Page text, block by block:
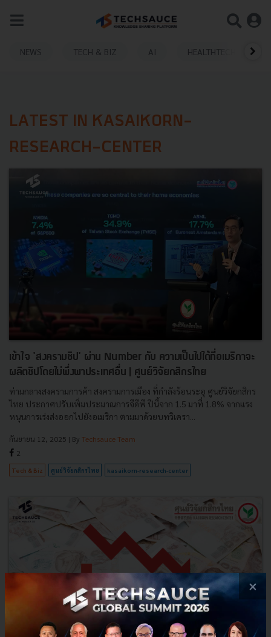
NEWS TECH & BIZ AI HEALTHTECH
LATEST IN KASAIKORN-
RESEARCH-CENTER
เข้าใจ 'สงครามชิป' ผ่าน Number กับ ความเป็นไปได้ที่อเมริกาจะ
ผลิตชิปโดยไม่พึ่งพาประเทศอื่น | ศูนย์วิจัยกสิกรไทย
ท่ามกลางสงครามการค้า สงครามการเมือง ที่กำลังร้อนระอุ ศูนย์วิจัยกสิกร
ไทย ประกาศปรับเพิ่มประมาณการจีดีพี ปีนี้จาก 1.5 มาที่ 1.8% จากแรง
หนุนการเร่งส่งออกไปยังอเมริกา ตามมาด้วยบทวิเครา...
กันยายน 12, 2025 | By Techsauce Team
2
Tech & Biz ศูนย์วิจัยกสิกรไทย kasaikorn-research-center
×